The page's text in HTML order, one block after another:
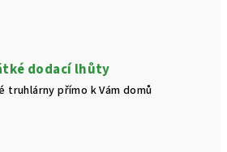
dodací lhůty
truhlárny přímo k Vám domů